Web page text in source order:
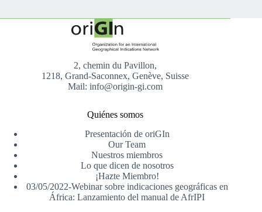
2, chemin du Pavillon,
1218, Grand-Saconnex, Genève, Suisse
Mail: info@origin-gi.com
Quiénes somos
Presentación de oriGIn
Our Team
Nuestros miembros
Lo que dicen de nosotros
¡Hazte Miembro!
03/05/2022-Webinar sobre indicaciones geográficas en
África: Lanzamiento del manual de AfrIPI